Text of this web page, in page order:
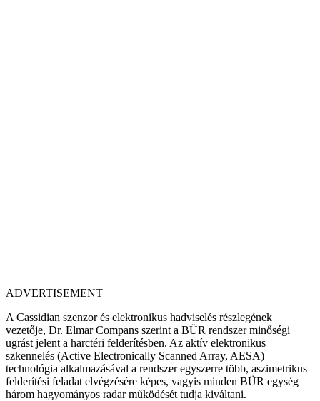
ADVERTISEMENT
A Cassidian szenzor és elektronikus hadviselés részlegének
vezetője, Dr. Elmar Compans szerint a BÜR rendszer minőségi
ugrást jelent a harctéri felderítésben. Az aktív elektronikus
szkennelés (Active Electronically Scanned Array, AESA)
technológia alkalmazásával a rendszer egyszerre több, aszimetrikus
felderítési feladat elvégzésére képes, vagyis minden BÜR egység
három hagyományos radar működését tudja kiváltani.